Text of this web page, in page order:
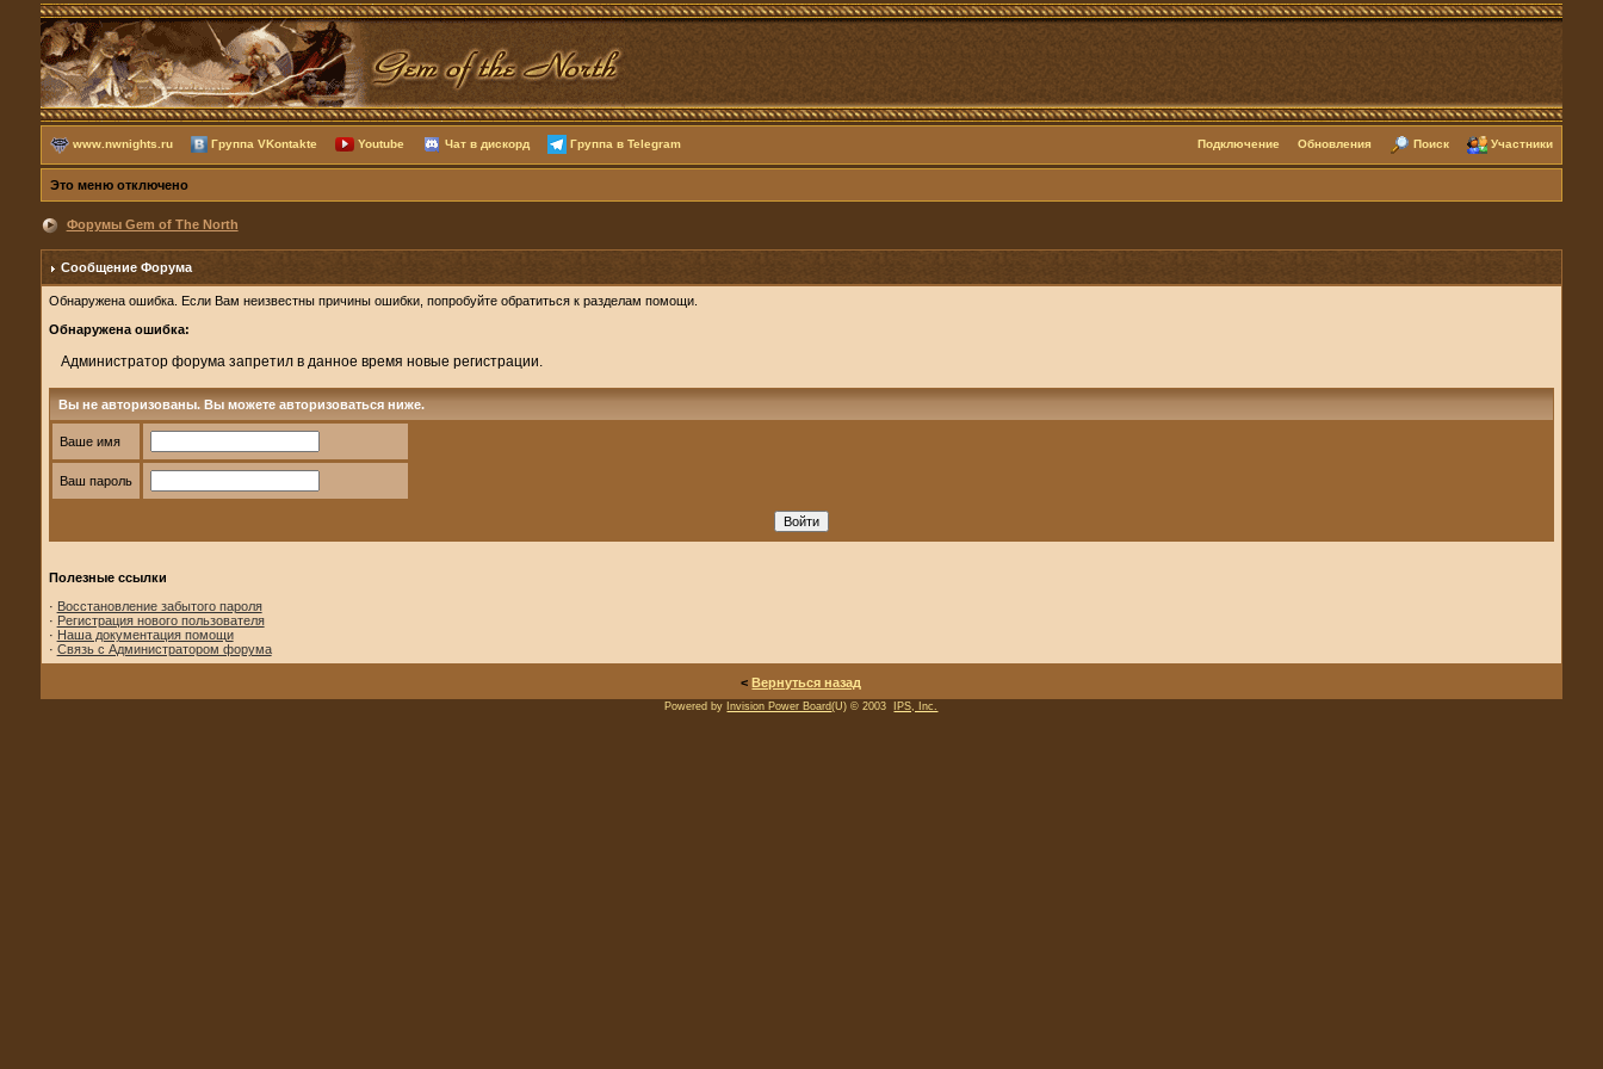
www.nwnights.ru Группа VKontakte Youtube Чат в дискорд Группа в Telegram Подключение Обновления Поиск Участники
Это меню отключено
Форумы Gem of The North
Сообщение Форума
Обнаружена ошибка. Если Вам неизвестны причины ошибки, попробуйте обратиться к разделам помощи.
Обнаружена ошибка:
Администратор форума запретил в данное время новые регистрации.
Вы не авторизованы. Вы можете авторизоваться ниже.
Ваше имя
Ваш пароль
Полезные ссылки
· Восстановление забытого пароля
· Регистрация нового пользователя
· Наша документация помощи
· Связь с Администратором форума
<Вернуться назад
Powered by Invision Power Board(U) © 2003 IPS, Inc.